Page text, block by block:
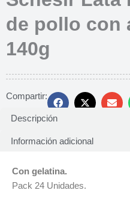
de pollo con
140g
Compartir:
Descripción
Información adicional
Con gelatina.
Pack 24 Unidades.